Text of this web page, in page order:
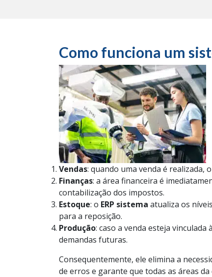
Como funciona um
Vendas: quando uma venda é realizada, o
Finanças: a área financeira é
contabilização dos impostos.
Estoque: o ERP sistema atualiza os
para a reposição.
Produção: caso a venda esteja
demandas futuras.
Consequentemente, ele elimina a
de erros e garante que todas as áreas